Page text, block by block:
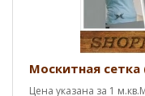
Москитная сетка
Цена указана за 1